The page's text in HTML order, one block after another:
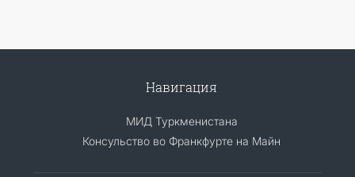
Навигация
МИД Туркменистана
Консульство во Франкфурте на Майн